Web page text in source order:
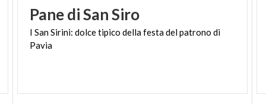
PanediSanSiro
I SanSirini: dolcetipico dellafestadelpatrono di
Pavia